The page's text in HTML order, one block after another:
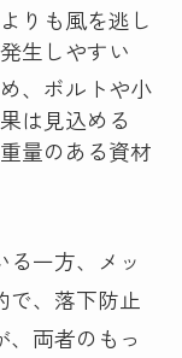
りも風を逃し
生しやすい
、ボルトや小
は見込める
量のある資材
一方、メッ
で、落下防止
両者のもっ